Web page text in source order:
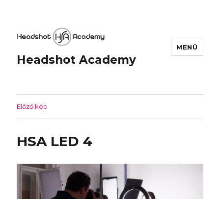
Headshot Academy
MENÜ
Előző kép
HSA LED 4